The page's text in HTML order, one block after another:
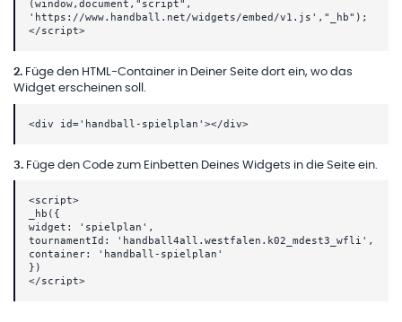
(window,document,"script",
'https://www.handball.net/widgets/embed/v1.js',"_hb");
</script>
2. Füge den HTML-Container in Deiner Seite dort ein, wo das
Widget erscheinen soll.
<div id='handball-spielplan'></div>
3. Füge den Code zum Einbetten Deines Widgets in die Seite ein.
<script>
_hb({
widget: 'spielplan',
tournamentId: 'handball4all.westfalen.k02_mdest3_wfli',
container: 'handball-spielplan'
})
</script>